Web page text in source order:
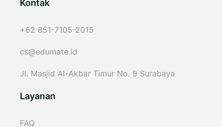
Kontak
+62 851-7105-2015
cs@edumate.id
Jl. Masjid Al-Akbar Timur No. 9 Surabaya
Layanan
FAQ